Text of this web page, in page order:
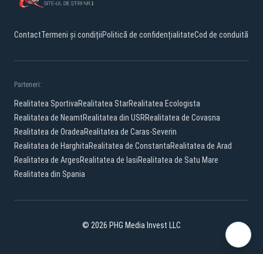
ContactTermeni și condițiiPolitică de confidențialitateCod de conduită
Parteneri:
Realitatea SportivaRealitatea StarRealitatea Ecologista
Realitatea de NeamtRealitatea din USRRealitatea de Covasna
Realitatea de OradeaRealitatea de Caras-Severin
Realitatea de HarghitaRealitatea de ConstantaRealitatea de Arad
Realitatea de ArgesRealitatea de IasiRealitatea de Satu Mare
Realitatea din Spania
© 2026 PHG Media Invest LLC